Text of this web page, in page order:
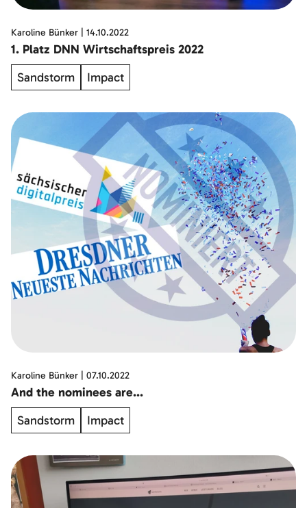
Karoline Bünker 14.10.2022
1. Platz DNN Wirtschaftspreis 2022
Sandstorm
Impact
Karoline Bünker 07.10.2022
And the nominees are...
Sandstorm
Impact